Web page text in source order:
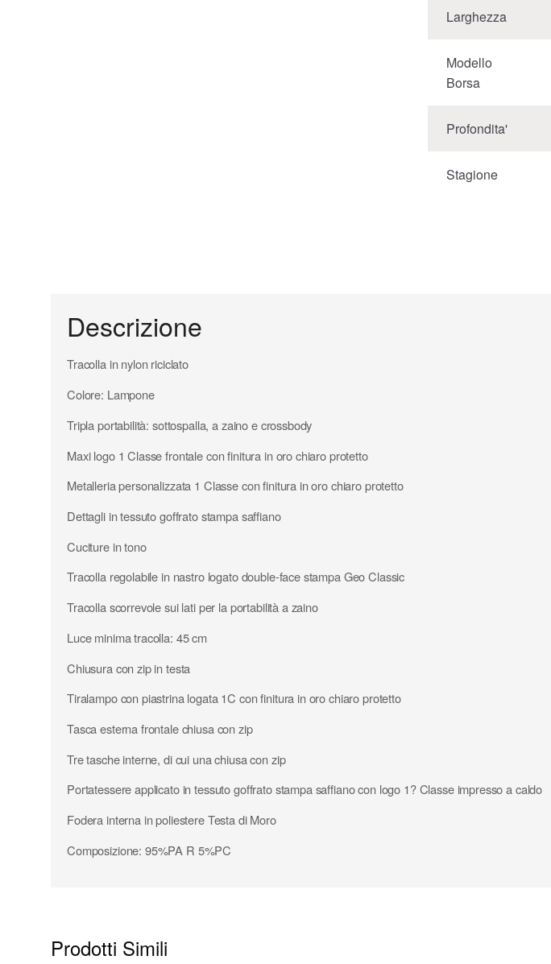
Larghezza
Modello
Borsa
Profondita'
Stagione
Descrizione
Tracolla in nylon riciclato
Colore: Lampone
Tripla portabilità: sottospalla, a zaino e crossbody
Maxi logo 1 Classe frontale con finitura in oro chiaro protetto
Metalleria personalizzata 1 Classe con finitura in oro chiaro protetto
Dettagli in tessuto goffrato stampa saffiano
Cuciture in tono
Tracolla regolabile in nastro logato double-face stampa Geo Classic
Tracolla scorrevole sui lati per la portabilità a zaino
Luce minima tracolla: 45 cm
Chiusura con zip in testa
Tiralampo con piastrina logata 1C con finitura in oro chiaro protetto
Tasca esterna frontale chiusa con zip
Tre tasche interne, di cui una chiusa con zip
Portatessere applicato in tessuto goffrato stampa saffiano con logo 1? Classe impresso a caldo
Fodera interna in poliestere Testa di Moro
Composizione: 95%PA R 5%PC
Prodotti Simili